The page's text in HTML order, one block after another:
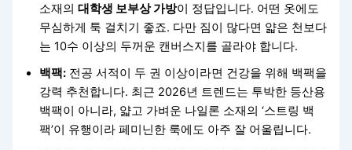
소재의대학생 보부상 가방이 정답입니다. 어떤 옷에도
무심하게 툭 걸치기 좋죠. 다만 짐이 많다면 얇은 천보다
는 10수 이상의 두꺼운 캔버스지를 골라야 합니다.
백팩: 전공 서적이 두 권 이상이라면 건강을 위해 백팩을
강력 추천합니다. 최근 2026년 트렌드는 투박한 등산용
백팩이 아니라, 얇고 가벼운 나일론 소재의 ‘스트링 백
팩’이 유행이라 페미닌한 룩에도 아주 잘 어울립니다.